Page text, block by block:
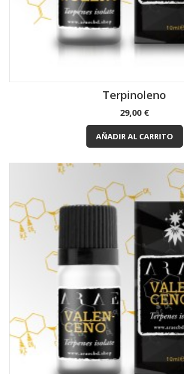
Terpinoleno
Precio
29,00 €
AÑADIR AL CARRITO